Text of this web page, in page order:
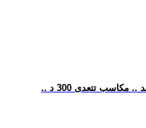
مكاسب تتعدى 300 د